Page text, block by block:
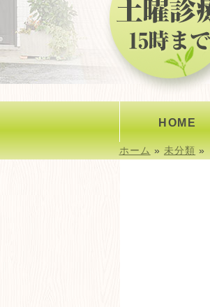
HOME
ホーム » 未分類 »